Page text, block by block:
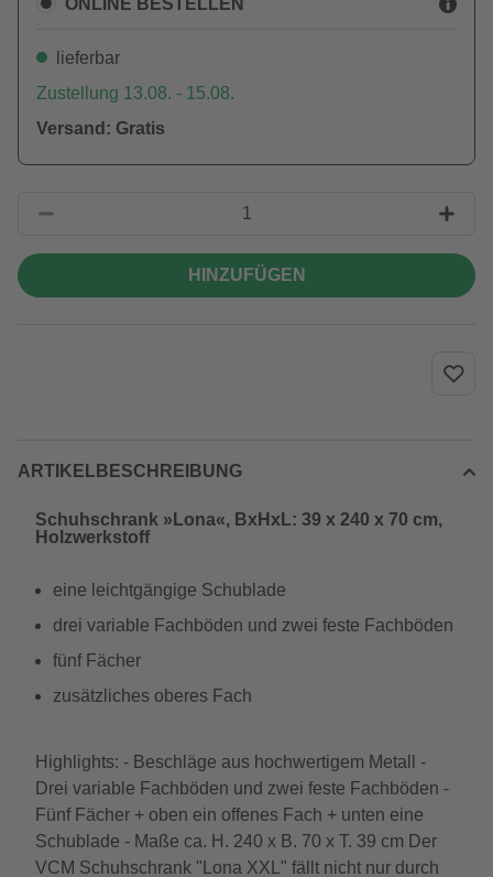
lieferbar
Zustellung 13.08. - 15.08.
Versand: Gratis
HINZUFÜGEN
ARTIKELBESCHREIBUNG
Schuhschrank »Lona«, BxHxL: 39 x 240 x 70 cm,
Holzwerkstoff
eine leichtgängige Schublade
drei variable Fachböden und zwei feste Fachböden
fünf Fächer
zusätzliches oberes Fach
Highlights: - Beschläge aus hochwertigem Metall -
Drei variable Fachböden und zwei feste Fachböden -
Fünf Fächer + oben ein offenes Fach + unten eine
Schublade - Maße ca. H. 240 x B. 70 x T. 39 cm Der
VCM Schuhschrank "Lona XXL" fällt nicht nur durch